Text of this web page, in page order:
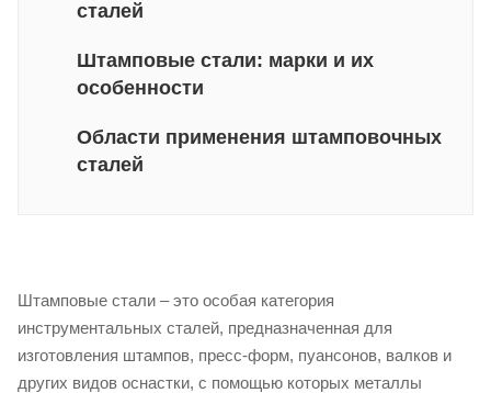
сталей
Штамповые стали: марки и их
особенности
Области применения штамповочных
сталей
Штамповые стали – это особая категория
инструментальных сталей, предназначенная для
изготовления штампов, пресс-форм, пуансонов, валков и
других видов оснастки, с помощью которых металлы